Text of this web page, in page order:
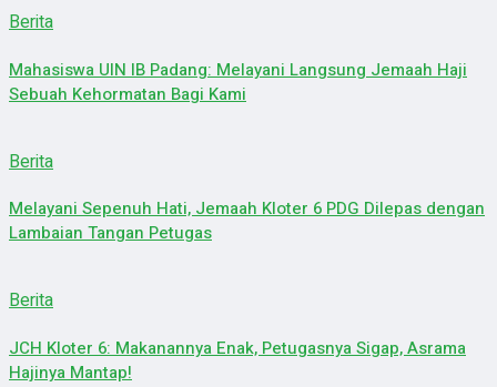
Berita
Mahasiswa UIN IB Padang: Melayani Langsung Jemaah Haji
Sebuah Kehormatan Bagi Kami
Berita
Melayani Sepenuh Hati, Jemaah Kloter 6 PDG Dilepas dengan
Lambaian Tangan Petugas
Berita
JCH Kloter 6: Makanannya Enak, Petugasnya Sigap, Asrama
Hajinya Mantap!